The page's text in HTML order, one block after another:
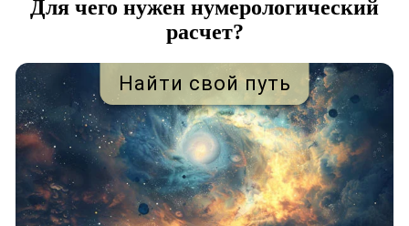
Для чего нужен нумерологический
расчет?
Найти свой путь